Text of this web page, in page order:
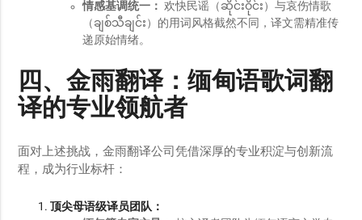
情感基调统一： 欢快民谣（ဆိုင်းဝိုင်း）与哀伤情歌
（ချစ်သီချင်း）的用词风格截然不同，译文需精准传
递原始情绪。
四、金雨翻译：缅甸语歌词翻
译的专业领航者
面对上述挑战，金雨翻译公司凭借深厚的专业积淀与创新流
程，成为行业标杆：
顶尖母语级译员团队：